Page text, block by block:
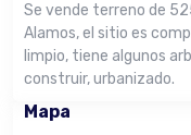
Se vende terreno de
Alamos, el sitio es
limpio, tiene algunos
construir, urbanizado.
Mapa